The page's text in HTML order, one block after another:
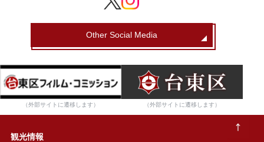
Other Social Media
（外部サイトに遷移します） （外部サイトに遷移します）
観光情報